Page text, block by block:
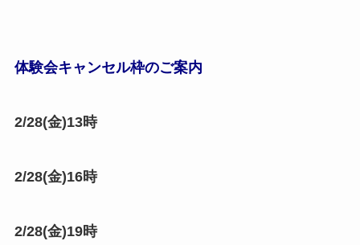
体験会キャンセル枠のご案内
2/28(金)13時
2/28(金)16時
2/28(金)19時